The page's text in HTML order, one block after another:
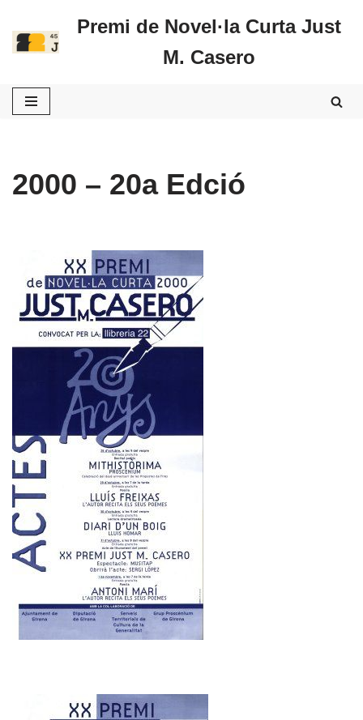
Vés
Premi de Novel·la Curta Just
M. Casero
2000 – 20a Edció